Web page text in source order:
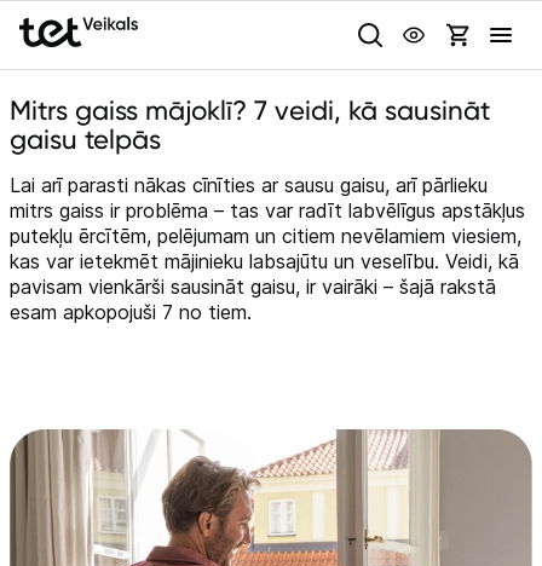
Uz kategorijam Uz galveno saturu
Pieslēgties
Pasūtījuma statuss
Akcijas
Outlet
TV un audio
Datortehnika
Telefoni, planšetdatori
Gaišā Tumšā Sistēmas
Animācijas
Mitrs gaiss mājoklī? 7 veidi, kā sausināt
gaisu telpās
Lai arī parasti nākas cīnīties ar sausu gaisu, arī pārlieku
mitrs gaiss ir problēma – tas var radīt labvēlīgus apstākļus
putekļu ērcītēm, pelējumam un citiem nevēlamiem viesiem,
kas var ietekmēt mājinieku labsajūtu un veselību. Veidi, kā
pavisam vienkārši sausināt gaisu, ir vairāki – šajā rakstā
esam apkopojuši 7 no tiem.